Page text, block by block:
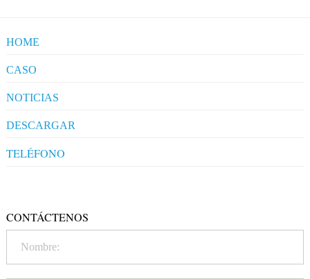
HOME
CASO
NOTICIAS
Industry News
DESCARGAR
TELÉFONO
CONTÁCTENOS